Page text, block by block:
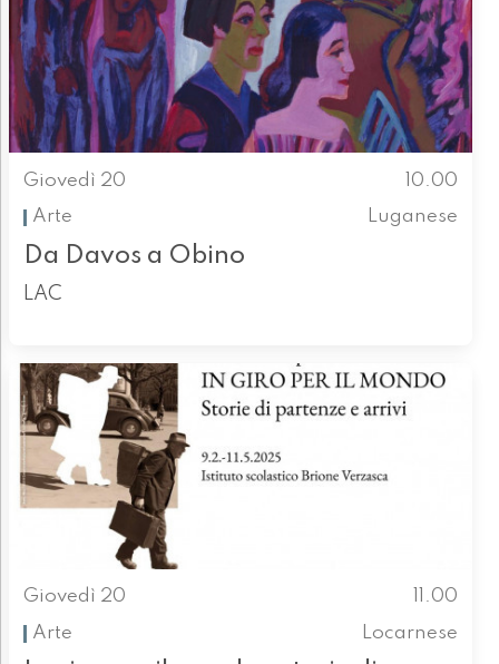
Giovedì 20
10.00
Arte
Luganese
Da Davos a Obino
LAC
Giovedì 20
11.00
Arte
Locarnese